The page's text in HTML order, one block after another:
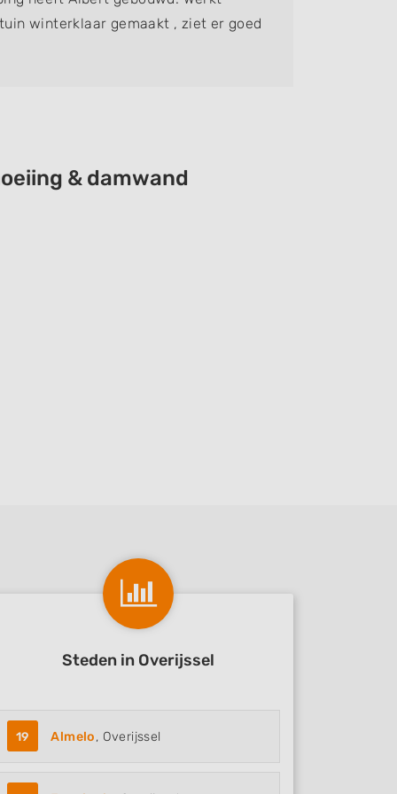
winterklaar gemaakt , ziet er goed
& damwand
Steden in Overijssel
19 Almelo, Overijssel